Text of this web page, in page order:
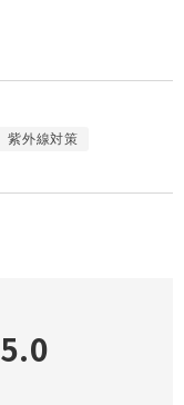
紫外線対策
5.0